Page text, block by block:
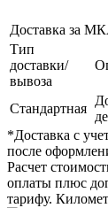
Доставка за
Тип
доставки/
вывоза
Стандартная
*Доставка с
после
Расчет
оплаты плюс
тарифу.